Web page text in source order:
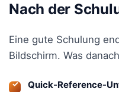
Nach der
Eine gute Schulung
Bildschirm. Was
Quick-Reference-